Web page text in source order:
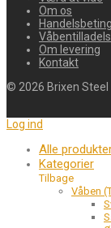
Om os
Om levering
Kontakt
© 2026 Brixen Steel
Log ind
Alle
Kategorier
Tilbage
Våben